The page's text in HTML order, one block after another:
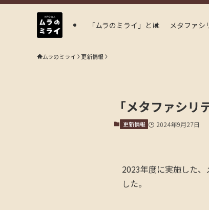
「ムラのミライ」とは メタファシ
ムラのミライ 更新情報
「メタファシ
更新情報 2024年9月27日
2023年度に実施した
した。